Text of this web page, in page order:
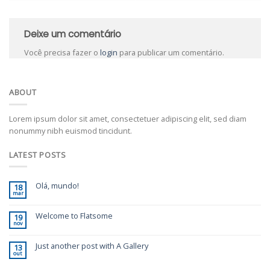
Deixe um comentário
Você precisa fazer o login para publicar um comentário.
ABOUT
Lorem ipsum dolor sit amet, consectetuer adipiscing elit, sed diam
nonummy nibh euismod tincidunt.
LATEST POSTS
18
mar
Olá, mundo!
19
nov
Welcome to Flatsome
13
out
Just another post with A Gallery